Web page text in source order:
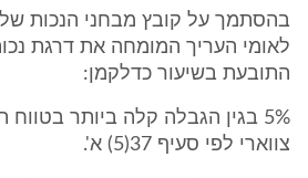
בהסתמך על קובץ מבחני הנכות
לאומי העריך המומחה את דרגת
התובעת בשיעור כדלקמן:
5% בגין הגבלה קלה ביותר
צווארי לפי סעיף 37(5) א'.